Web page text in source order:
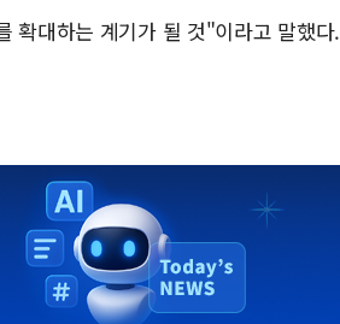
확대하는 계기가 될 것"이라고 말했다.